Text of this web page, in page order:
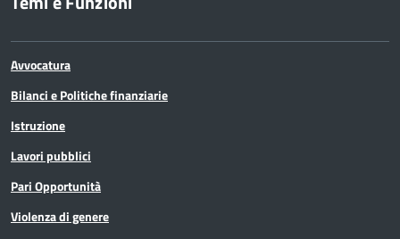
Avvocatura
Bilanci e Politiche finanziarie
Istruzione
Lavori pubblici
Pari Opportunità
Violenza di genere